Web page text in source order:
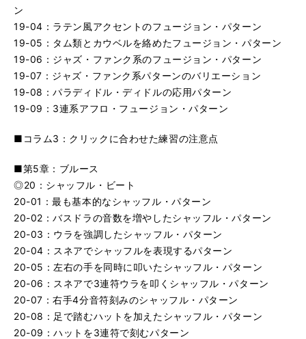
ン
19-04：ラテン風アクセントのフュージョン・パターン
19-05：タム類とカウベルを絡めたフュージョン・パターン
19-06：ジャズ・ファンク系のフュージョン・パターン
19-07：ジャズ・ファンク系パターンのバリエーション
19-08：パラディドル・ディドルの応用パターン
19-09：3連系アフロ・フュージョン・パターン
■コラム3：クリックに合わせた練習の注意点
■第5章：ブルース
◎20：シャッフル・ビート
20-01：最も基本的なシャッフル・パターン
20-02：バスドラの音数を増やしたシャッフル・パターン
20-03：ウラを強調したシャッフル・パターン
20-04：スネアでシャッフルを表現するパターン
20-05：左右の手を同時に叩いたシャッフル・パターン
20-06：スネアで3連符ウラを叩くシャッフル・パターン
20-07：右手4分音符刻みのシャッフル・パターン
20-08：足で踏むハットを加えたシャッフル・パターン
20-09：ハットを3連符で刻むパターン